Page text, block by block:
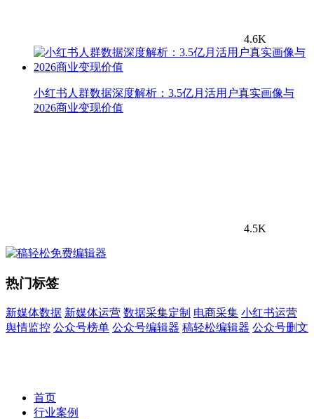
4.6K
小红书人群数据深度解析：3.5亿月活用户真实画像与
2026商业变现价值
4.5K
热门标签
新媒体数据 新媒体运营 数据采集定制 电商采集 小红书运营
舆情监控 公众号榜单 公众号编辑器 稿轻松编辑器 公众号删文
首页
行业案例